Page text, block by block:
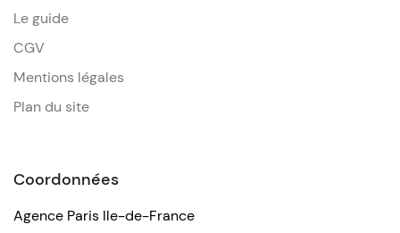
Le guide
CGV
Mentions légales
Plan du site
Coordonnées
Agence Paris Ile-de-France